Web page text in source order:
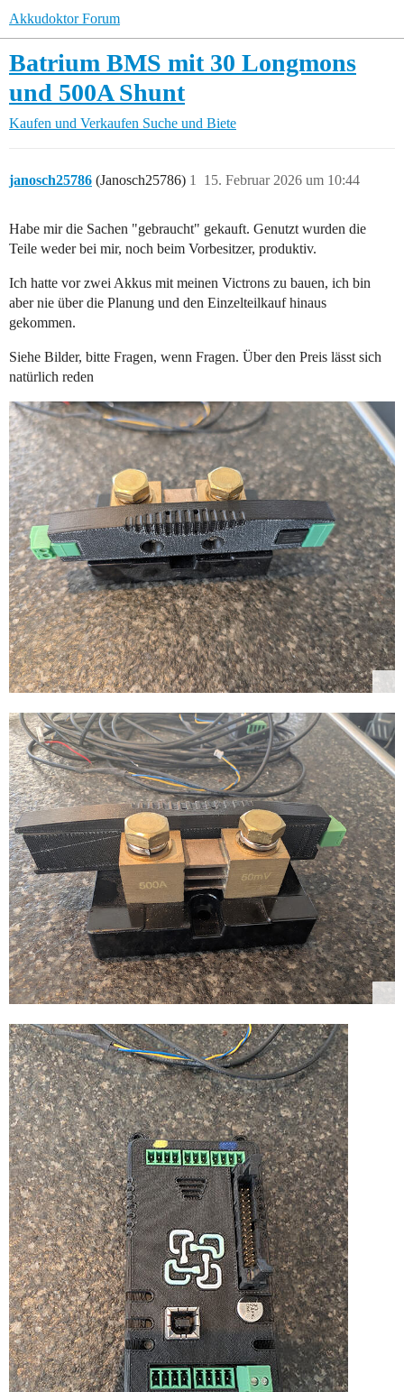
Akkudoktor Forum
Batrium BMS mit 30 Longmons
und 500A Shunt
Kaufen und Verkaufen Suche und Biete
janosch25786 (Janosch25786) 15. Februar 2026 um 10:44
1
Habe mir die Sachen "gebraucht" gekauft. Genutzt wurden die
Teile weder bei mir, noch beim Vorbesitzer, produktiv.
Ich hatte vor zwei Akkus mit meinen Victrons zu bauen, ich bin
aber nie über die Planung und den Einzelteilkauf hinaus
gekommen.
Siehe Bilder, bitte Fragen, wenn Fragen. Über den Preis lässt sich
natürlich reden